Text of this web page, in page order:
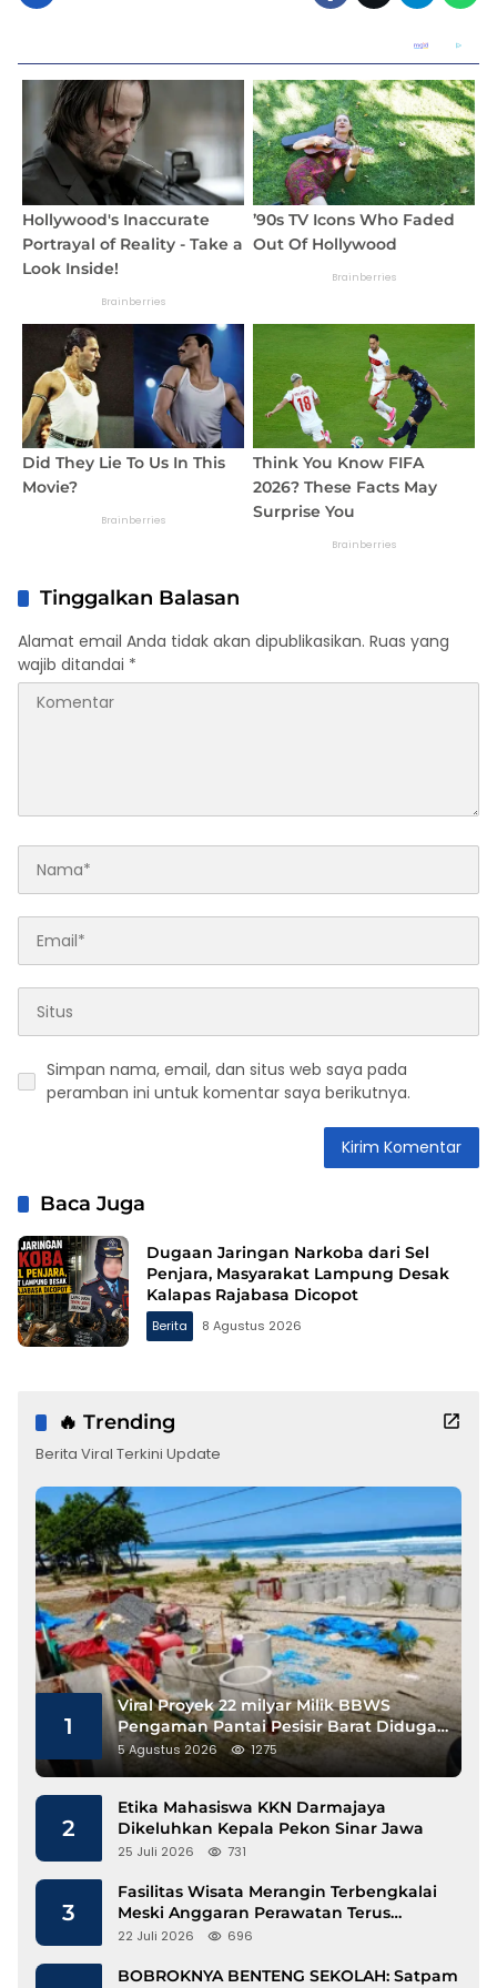
Tinggalkan Balasan
Alamat email Anda tidak akan dipublikasikan. Ruas yang
wajib ditandai *
Simpan nama, email, dan situs web saya pada
peramban ini untuk komentar saya berikutnya.
Baca Juga
Dugaan Jaringan Narkoba dari Sel
Penjara, Masyarakat Lampung Desak
Kalapas Rajabasa Dicopot
Berita 8 Agustus 2026
🔥 Trending
Berita Viral Terkini Update
1
Viral Proyek 22 milyar Milik BBWS
Pengaman Pantai Pesisir Barat Diduga
Gunakan Besi Banci
5 Agustus 2026 1275
2
Etika Mahasiswa KKN Darmajaya
Dikeluhkan Kepala Pekon Sinar Jawa
25 Juli 2026 731
3
Fasilitas Wisata Merangin Terbengkalai
Meski Anggaran Perawatan Terus
Mengalir
22 Juli 2026 696
BOBROKNYA BENTENG SEKOLAH: Satpam